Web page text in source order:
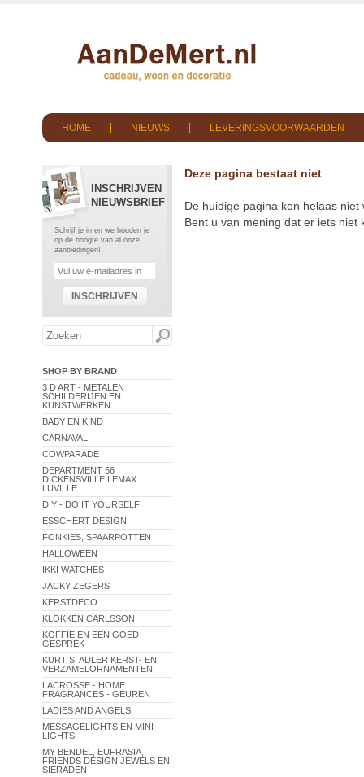
HOME NIEUWS LEVERINGSVOORWAARDEN
INSCHRIJVEN
NIEUWSBRIEF
Schrijf je in en we houden je
op de hoogte van al onze
aanbiedingen!
INSCHRIJVEN
SHOP BY BRAND
3 D ART - METALEN
SCHILDERIJEN EN
KUNSTWERKEN
BABY EN KIND
CARNAVAL
COWPARADE
DEPARTMENT 56
DICKENSVILLE LEMAX
LUVILLE
DIY - DO IT YOURSELF
ESSCHERT DESIGN
FONKIES, SPAARPOTTEN
HALLOWEEN
IKKI WATCHES
JACKY ZEGERS
KERSTDECO
KLOKKEN CARLSSON
KOFFIE EN EEN GOED
GESPREK
KURT S. ADLER KERST- EN
VERZAMELORNAMENTEN
LACROSSE - HOME
FRAGRANCES - GEUREN
LADIES AND ANGELS
MESSAGELIGHTS EN MINI-
LIGHTS
MY BENDEL, EUFRASIA,
FRIENDS DESIGN JEWELS EN
SIERADEN
Deze pagina bestaat niet
De huidige pagina kon helaas
Bent u van mening dat er iets